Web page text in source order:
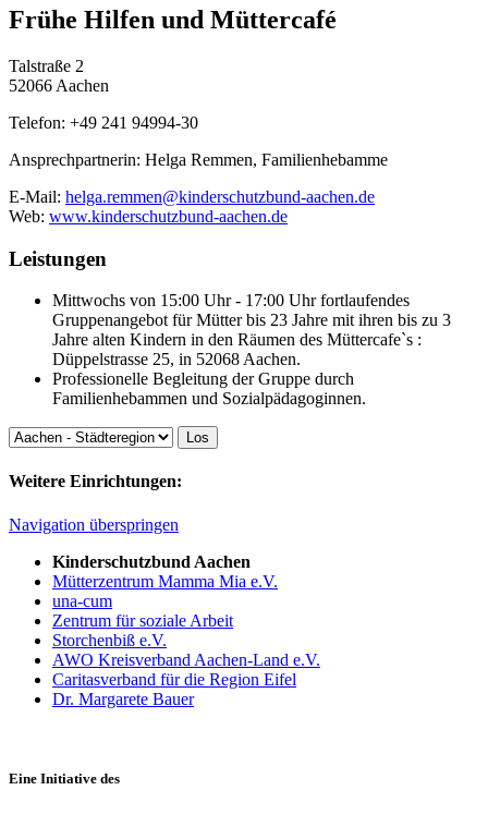
Frühe Hilfen und Müttercafé
Talstraße 2
52066 Aachen
Telefon: +49 241 94994-30
Ansprechpartnerin: Helga Remmen, Familienhebamme
E-Mail: helga.remmen@kinderschutzbund-aachen.de
Web: www.kinderschutzbund-aachen.de
Leistungen
Mittwochs von 15:00 Uhr - 17:00 Uhr fortlaufendes
Gruppenangebot für Mütter bis 23 Jahre mit ihren bis zu 3
Jahre alten Kindern in den Räumen des Müttercafe`s :
Düppelstrasse 25, in 52068 Aachen.
Professionelle Begleitung der Gruppe durch
Familienhebammen und Sozialpädagoginnen.
Weitere Einrichtungen:
Navigation überspringen
Kinderschutzbund Aachen
Mütterzentrum Mamma Mia e.V.
una-cum
Zentrum für soziale Arbeit
Storchenbiß e.V.
AWO Kreisverband Aachen-Land e.V.
Caritasverband für die Region Eifel
Dr. Margarete Bauer
Eine Initiative des